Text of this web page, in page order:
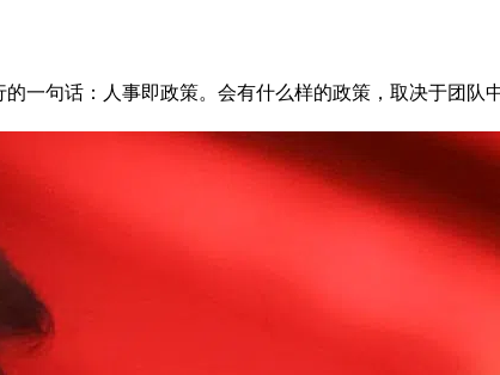
一句话：人事即政策。会有什么样的政策，取决于团